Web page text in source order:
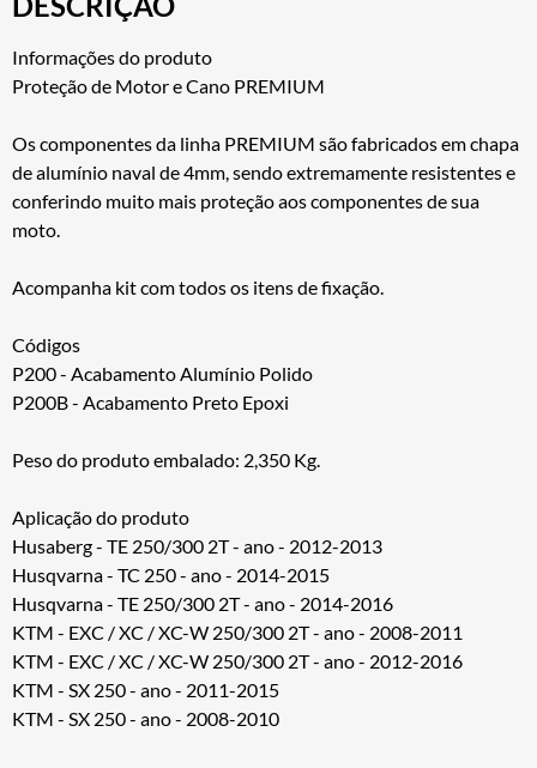
Informações do produto
Proteção de Motor e Cano PREMIUM
Os componentes da linha PREMIUM são fabricados em chapa
de alumínio naval de 4mm, sendo extremamente resistentes e
conferindo muito mais proteção aos componentes de sua
moto.
Acompanha kit com todos os itens de fixação.
Códigos
P200 - Acabamento Alumínio Polido
P200B - Acabamento Preto Epoxi
Peso do produto embalado: 2,350 Kg.
Aplicação do produto
Husaberg - TE 250/300 2T - ano - 2012-2013
Husqvarna - TC 250 - ano - 2014-2015
Husqvarna - TE 250/300 2T - ano - 2014-2016
KTM - EXC / XC / XC-W 250/300 2T - ano - 2008-2011
KTM - EXC / XC / XC-W 250/300 2T - ano - 2012-2016
KTM - SX 250 - ano - 2011-2015
KTM - SX 250 - ano - 2008-2010